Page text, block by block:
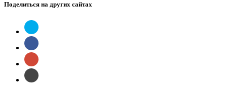
Поделиться на других сайтах